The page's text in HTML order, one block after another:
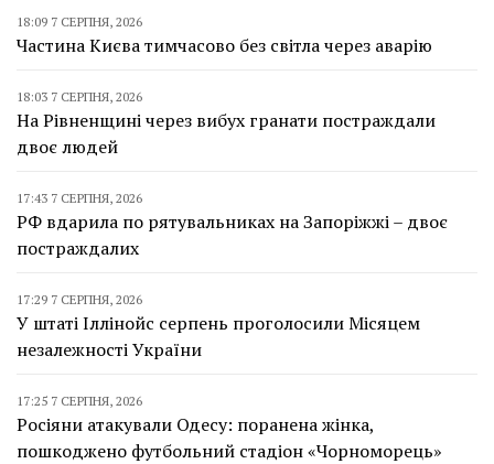
18:09 7 СЕРПНЯ, 2026
Частина Києва тимчасово без світла через аварію
18:03 7 СЕРПНЯ, 2026
На Рівненщині через вибух гранати постраждали
двоє людей
17:43 7 СЕРПНЯ, 2026
РФ вдарила по рятувальниках на Запоріжжі – двоє
постраждалих
17:29 7 СЕРПНЯ, 2026
У штаті Іллінойс серпень проголосили Місяцем
незалежності України
17:25 7 СЕРПНЯ, 2026
Росіяни атакували Одесу: поранена жінка,
пошкоджено футбольний стадіон «Чорноморець»